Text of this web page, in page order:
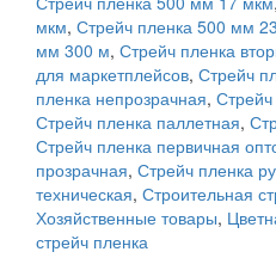
мкм, Стрейч пленка 500 мм
мм 300 м, Стрейч пленка
для маркетплейсов, Стрейч
пленка непрозрачная, Стрейч
Стрейч пленка паллетная,
Стрейч пленка первичная
прозрачная, Стрейч пленка
техническая, Строительная
Хозяйственные товары,
стрейч пленка